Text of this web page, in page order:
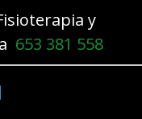
y
653 381 558